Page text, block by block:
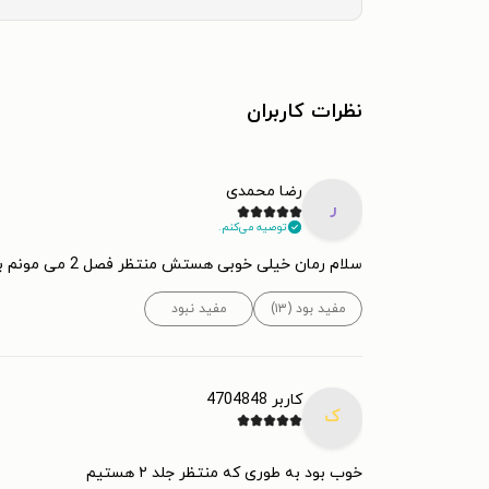
نظرات کاربران
ر
رضا محمدی
توصیه می‌کنم.
سلام رمان خیلی خوبی هستش منتظر فصل 2 می مونم با تشکر
مفید بود (۱۳) مفید نبود
ک
کاربر 4704848
خوب بود به طوری که منتظر جلد ۲ هستیم